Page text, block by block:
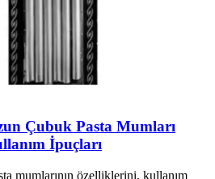
Çubuk Pasta Mumları
İpuçları
mumlarının özelliklerini, kullanım